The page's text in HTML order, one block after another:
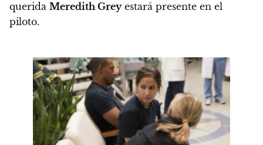
querida Meredith Greyestará presente en el
piloto.